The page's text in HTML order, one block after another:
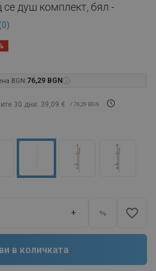
душ комплект, бял -
(0)
BGN:76,29 BGN
30 дни: 39,09 € / 76,29 BGN
+ favorite_border
в количката